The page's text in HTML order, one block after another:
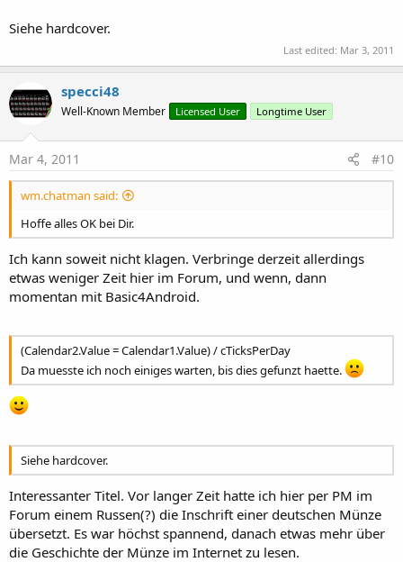
Siehe hardcover.
Last edited: Mar 3, 2011
specci48
Well-Known Member Licensed User Longtime User
Mar 4, 2011 #10
wm.chatman said:
Hoffe alles OK bei Dir.
Ich kann soweit nicht klagen. Verbringe derzeit allerdings
etwas weniger Zeit hier im Forum, und wenn, dann
momentan mit Basic4Android.
(Calendar2.Value = Calendar1.Value) / cTicksPerDay
Da muesste ich noch einiges warten, bis dies gefunzt haette.
Siehe hardcover.
Interessanter Titel. Vor langer Zeit hatte ich hier per PM im
Forum einem Russen(?) die Inschrift einer deutschen Münze
übersetzt. Es war höchst spannend, danach etwas mehr über
die Geschichte der Münze im Internet zu lesen.